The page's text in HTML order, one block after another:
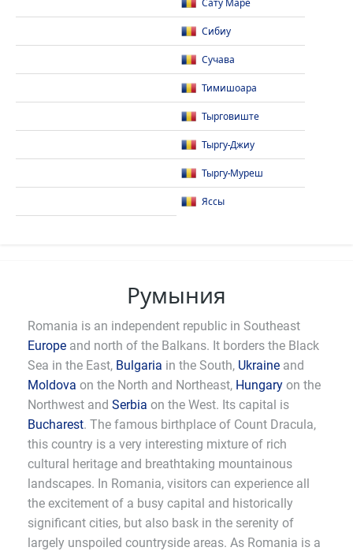
Сату Маре
Сибиу
Сучава
Тимишоара
Тырговиште
Тыргу-​Джиу
Тыргу-​Муреш
Яссы
Румыния
Romania is an independent republic in Southeast
Europe and north of the Balkans. It borders the Black
Sea in the East, Bulgaria in the South, Ukraine and
Moldova on the North and Northeast, Hungary on the
Northwest and Serbia on the West. Its capital is
Bucharest. The famous birthplace of Count Dracula,
this country is a very interesting mixture of rich
cultural heritage and breathtaking mountainous
landscapes. In Romania, visitors can experience all
the excitement of a busy capital and historically
significant cities, but also bask in the serenity of
largely unspoiled countryside areas. As Romania is a